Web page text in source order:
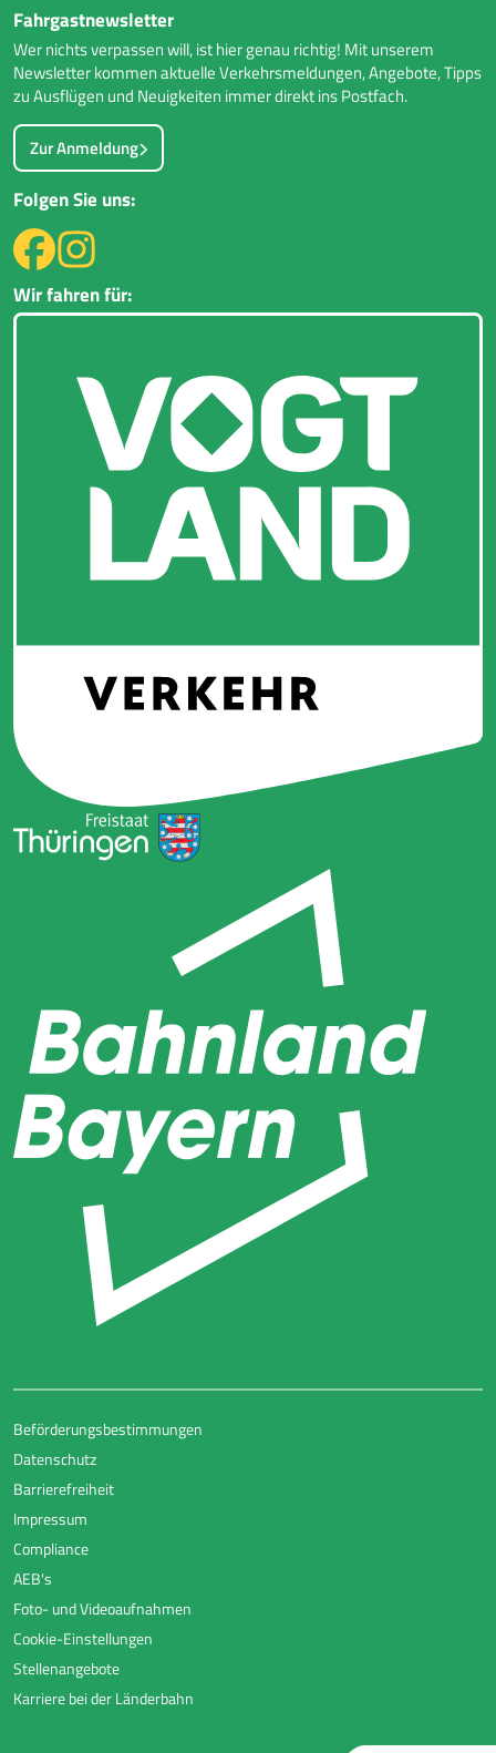
Fahrgastnewsletter
Wer nichts verpassen will, ist hier genau richtig! Mit unserem
Newsletter kommen aktuelle Verkehrsmeldungen, Angebote, Tipps
zu Ausflügen und Neuigkeiten immer direkt ins Postfach.
Zur Anmeldung
Folgen Sie uns:
Wir fahren für:
Beförderungsbestimmungen
Datenschutz
Barrierefreiheit
Impressum
Compliance
AEB's
Foto- und Videoaufnahmen
Cookie-Einstellungen
Stellenangebote
Karriere bei der Länderbahn